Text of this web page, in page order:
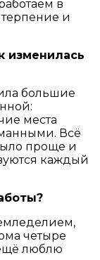
в
и
изменилась
большие
места
Всё
проще и
каждый
четыре
люблю